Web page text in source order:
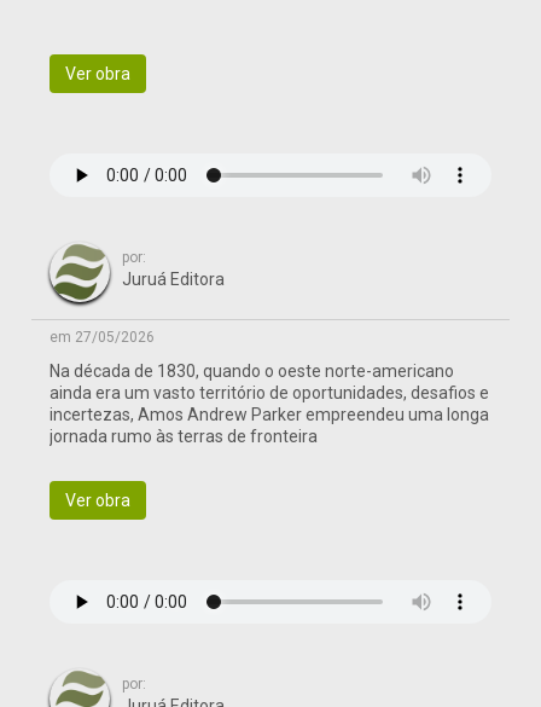
Ver obra
por:
Juruá Editora
em 27/05/2026
Na década de 1830, quando o oeste norte-americano
ainda era um vasto território de oportunidades, desafios e
incertezas, Amos Andrew Parker empreendeu uma longa
jornada rumo às terras de fronteira
Ver obra
por: